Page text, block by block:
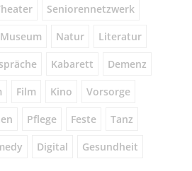
Seniorennetzwerk
Museum Natur Literatur
Kabarett Demenz
Film Kino Vorsorge
Pflege Feste Tanz
Digital Gesundheit